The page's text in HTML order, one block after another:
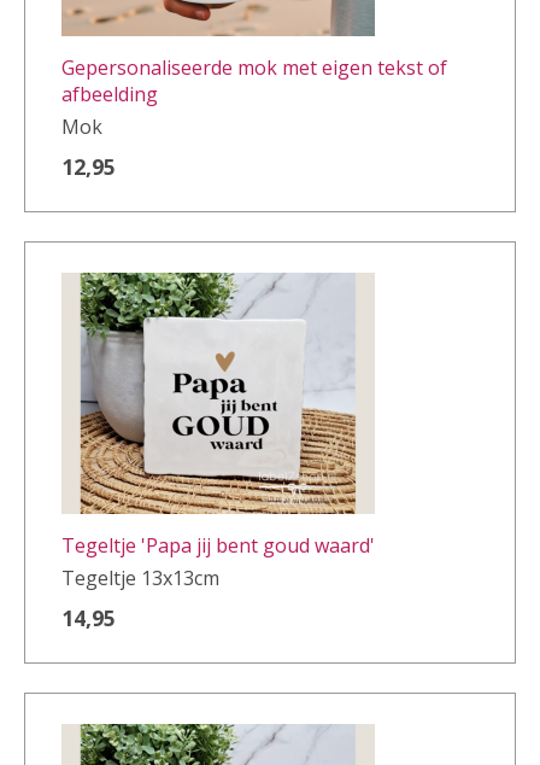
Gepersonaliseerde mok met eigen tekst of
afbeelding
Mok
12,95
Tegeltje 'Papa jij bent goud waard'
Tegeltje 13x13cm
14,95